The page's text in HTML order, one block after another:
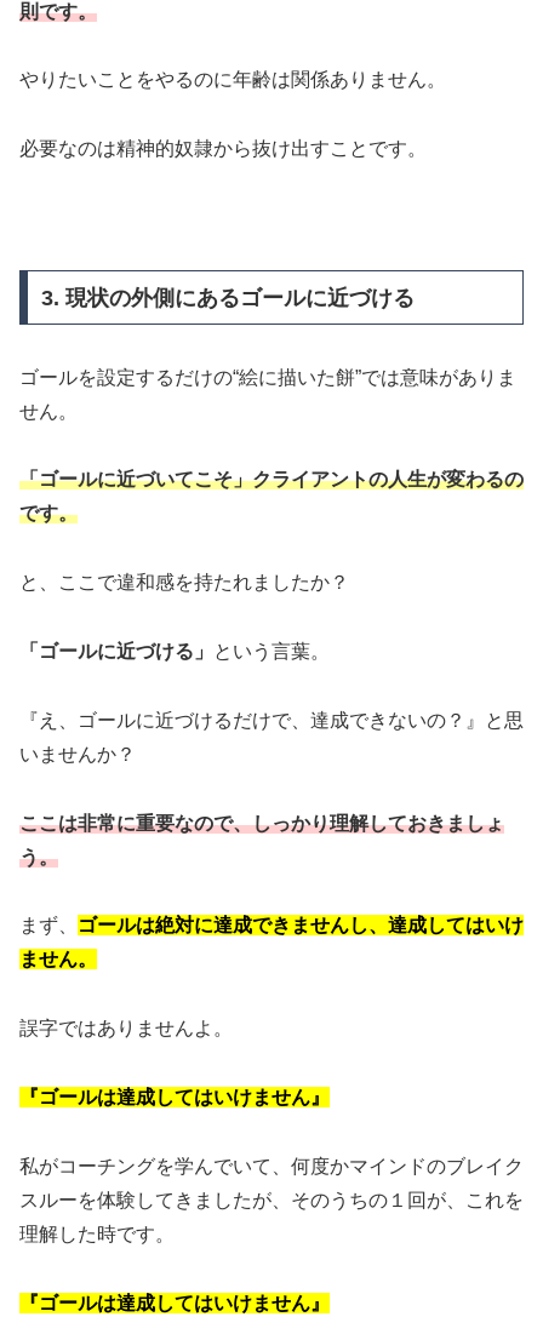
則です。
やりたいことをやるのに年齢は関係ありません。
必要なのは精神的奴隷から抜け出すことです。
3. 現状の外側にあるゴールに近づける
ゴールを設定するだけの“絵に描いた餅”では意味がありま
せん。
「ゴールに近づいてこそ」クライアントの人生が変わるの
です。
と、ここで違和感を持たれましたか？
「ゴールに近づける」 という言葉。
『え、ゴールに近づけるだけで、達成できないの？』と思
いませんか？
ここは非常に重要なので、しっかり理解しておきましょ
う。
まず、
ゴールは絶対に達成できませんし、達成してはいけ
ません。
誤字ではありませんよ。
『ゴールは達成してはいけません』
私がコーチングを学んでいて、何度かマインドのブレイク
スルーを体験してきましたが、そのうちの１回が、これを
理解した時です。
『ゴールは達成してはいけません』